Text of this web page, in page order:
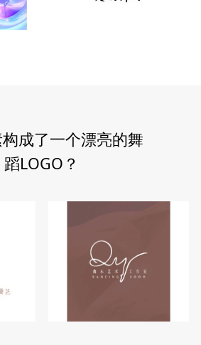
成了一个漂亮的舞
蹈LOGO？